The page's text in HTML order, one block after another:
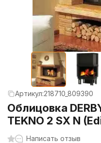
Артикул:218710_809390
Облицовка
TEKNO 2 SX N
Написать отзыв